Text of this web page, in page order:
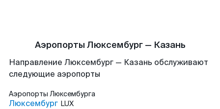
Аэропорты Люксембург — Казань
Направление Люксембург — Казань обслуживают
следующие аэропорты
Аэропорты Люксембурга
Люксембург LUX